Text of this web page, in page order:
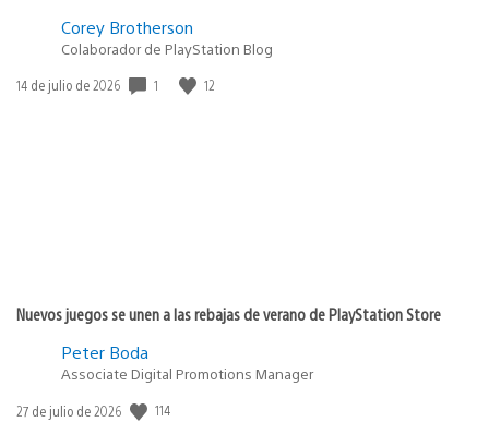
Corey Brotherson
Colaborador de PlayStation Blog
Fecha
14 de julio de 2026 1 12
Nuevos juegos se unen a las rebajas de verano de PlayStation Store
Peter Boda
Associate Digital Promotions Manager
Fecha
27 de julio de 2026 114